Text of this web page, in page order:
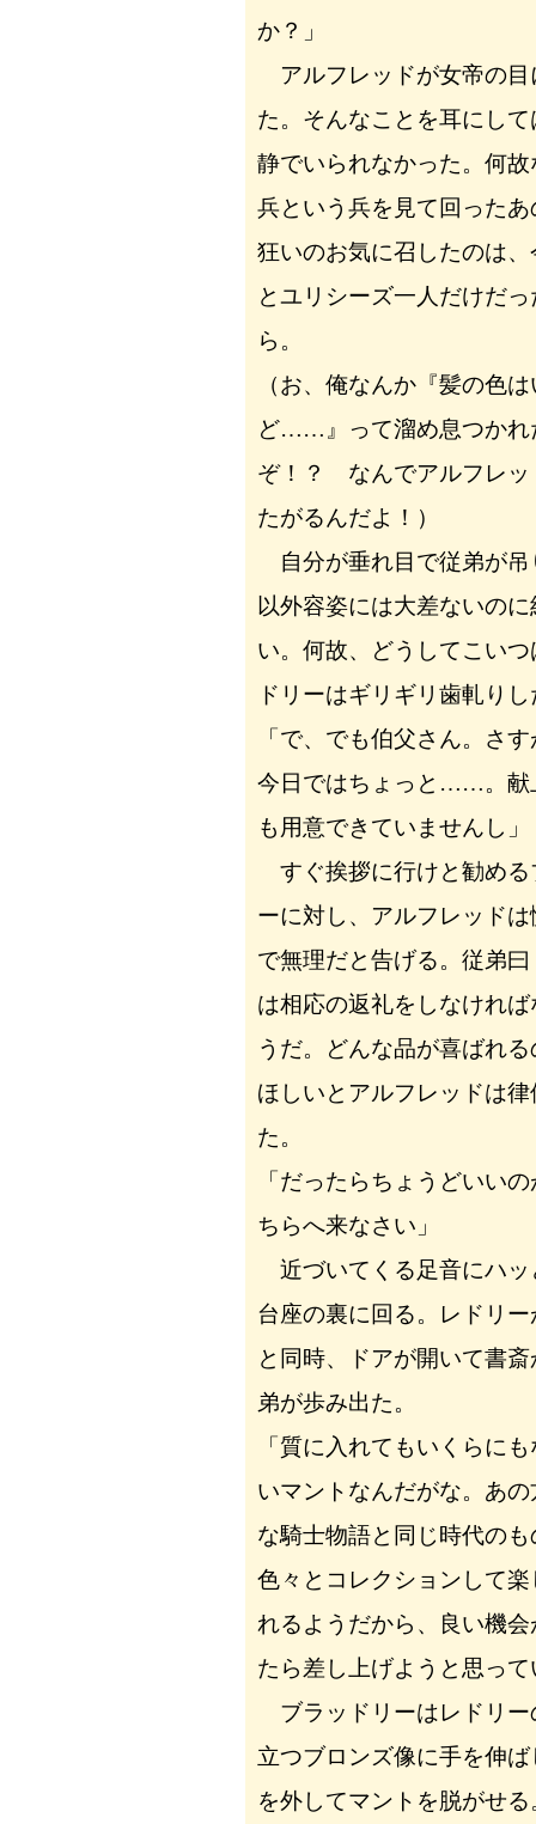
か？」
アルフレッドが女帝の目
た。そんなことを耳にし
静でいられなかった。何
兵という兵を見て回った
狂いのお気に召したのは
とユリシーズ一人だけだ
ら。
（お、俺なんか『髪の色
ど……』って溜め息つかれ
ぞ！？ なんでアルフレッ
たがるんだよ！）
自分が垂れ目で従弟が吊
以外容姿には大差ないの
い。何故、どうしてこい
ドリーはギリギリ歯軋り
「で、でも伯父さん。さ
今日ではちょっと……。献
も用意できていませんし」
すぐ挨拶に行けと勧める
ーに対し、アルフレッド
で無理だと告げる。従弟
は相応の返礼をしなけれ
うだ。どんな品が喜ばれ
ほしいとアルフレッドは
た。
「だったらちょうどいい
ちらへ来なさい」
近づいてくる足音にハッ
台座の裏に回る。レドリ
と同時、ドアが開いて書
弟が歩み出た。
「質に入れてもいくらに
いマントなんだがな。あ
な騎士物語と同じ時代の
色々とコレクションして
れるようだから、良い機
たら差し上げようと思っ
ブラッドリーはレドリー
立つブロンズ像に手を伸
を外してマントを脱がせ